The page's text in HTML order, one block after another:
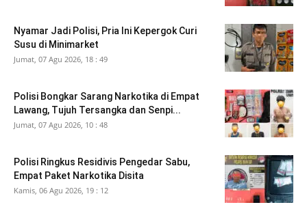
Nyamar Jadi Polisi, Pria Ini Kepergok Curi
Susu di Minimarket
Jumat, 07 Agu 2026, 18 : 49
Polisi Bongkar Sarang Narkotika di Empat
Lawang, Tujuh Tersangka dan Senpi...
Jumat, 07 Agu 2026, 10 : 48
Polisi Ringkus Residivis Pengedar Sabu,
Empat Paket Narkotika Disita
Kamis, 06 Agu 2026, 19 : 12